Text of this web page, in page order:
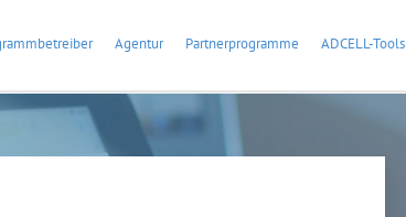
Agentur Partnerprogramme ADCELL-Tools